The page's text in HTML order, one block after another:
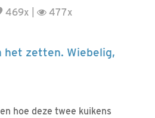
469x | 477x
zetten. Wiebelig,
hoe deze twee kuikens